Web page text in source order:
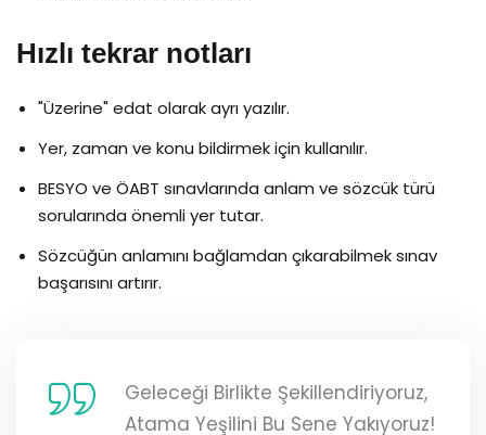
Hızlı tekrar notları
"Üzerine" edat olarak ayrı yazılır.
Yer, zaman ve konu bildirmek için kullanılır.
BESYO ve ÖABT sınavlarında anlam ve sözcük türü
sorularında önemli yer tutar.
Sözcüğün anlamını bağlamdan çıkarabilmek sınav
başarısını artırır.
Geleceği Birlikte Şekillendiriyoruz,
Atama Yeşilini Bu Sene Yakıyoruz!